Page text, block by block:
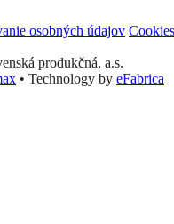
osobných údajov Cookies
produkčná, a.s.
• Technology by eFabrica